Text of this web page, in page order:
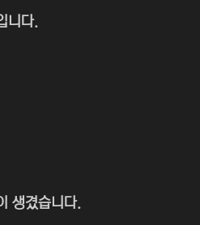
니다.
생겼습니다.